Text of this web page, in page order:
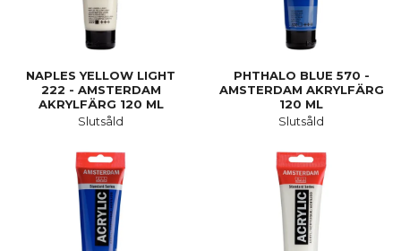
NAPLES YELLOW LIGHT
222 - AMSTERDAM
AKRYLFÄRG 120 ML
Slutsåld
PHTHALO BLUE 570 -
AMSTERDAM AKRYLFÄRG
120 ML
Slutsåld